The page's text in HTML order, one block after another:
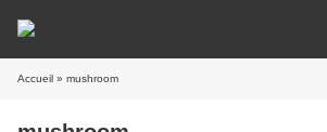
Accueil » mushroom